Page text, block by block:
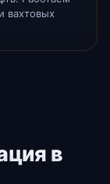
вахтовых
в